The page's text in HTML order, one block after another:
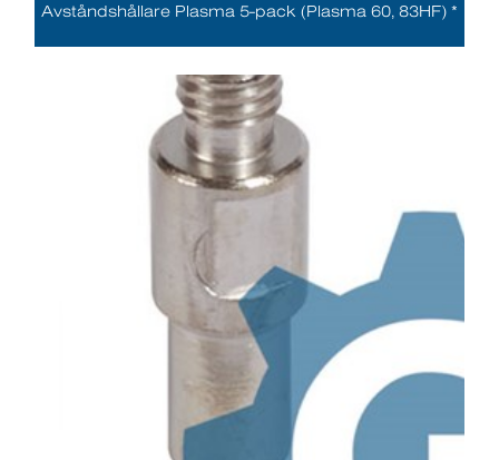
Avståndshållare Plasma 5-pack (Plasma 60, 83HF) *